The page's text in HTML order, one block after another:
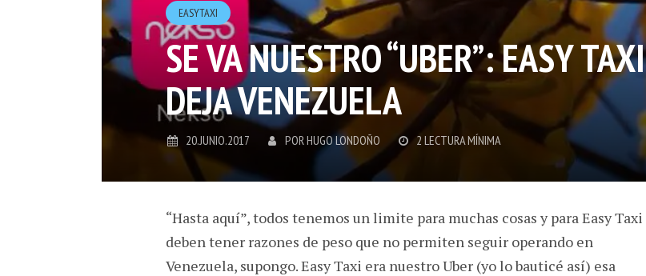
EASYTAXI
SE VA NUESTRO “UBER”: EASY TAXI
DEJA VENEZUELA
20.JUNIO.2017 POR HUGO LONDOÑO 2 LECTURA MÍNIMA
“Hasta aquí”, todos tenemos un limite para muchas cosas y para Easy Taxi
deben tener razones de peso que no permiten seguir operando en
Venezuela, supongo. Easy Taxi era nuestro Uber (yo lo bauticé así) esa